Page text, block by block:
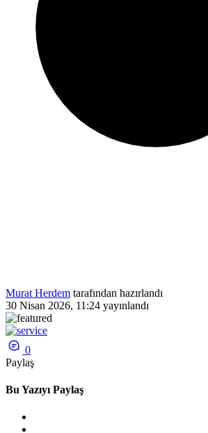
Murat Herdem tarafından hazırlandı
30 Nisan 2026, 11:24 yayınlandı
0
Paylaş
Bu Yazıyı Paylaş